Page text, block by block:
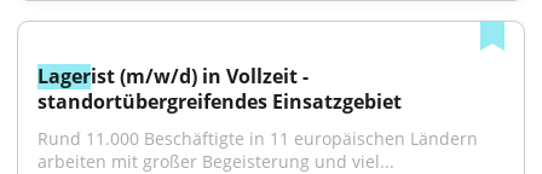
Lagerist (m/w/d) in Vollzeit -
standortübergreifendes Einsatzgebiet
Rund 11.000 Beschäftigte in 11 europäischen Ländern
arbeiten mit großer Begeisterung und viel...